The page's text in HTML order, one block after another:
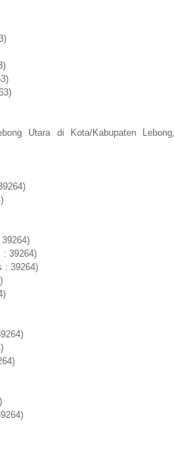
Utara di Kota/Kabupaten Lebong,
: 39264)
: 39264)